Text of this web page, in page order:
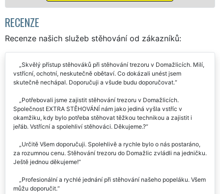
RECENZE
Recenze našich služeb stěhování od zákazníků:
Skvělý přístup stěhováků při stěhování trezoru v Domažlicích. Milí,
vstřícní, ochotní, neskutečně obětaví. Co dokázali unést jsem
skutečně nechápal. Doporučuji a všude budu doporučovat.
Potřebovali jsme zajistit stěhování trezoru v Domažlicích.
Společnost EXTRA STĚHOVÁNÍ nám jako jediná vyšla vstříc v
okamžiku, kdy bylo potřeba stěhovat těžkou technikou a zajistit i
jeřáb. Vstřícní a spolehliví stěhováci. Děkujeme.?
Určitě Všem doporučuji. Spolehlivě a rychle bylo o nás postaráno,
za rozumnou cenu. Stěhování trezoru do Domažlic zvládli na jedničku.
Ještě jednou děkujeme!
Profesionální a rychlé jednání při stěhování našeho popeláku. Všem
můžu doporučit.